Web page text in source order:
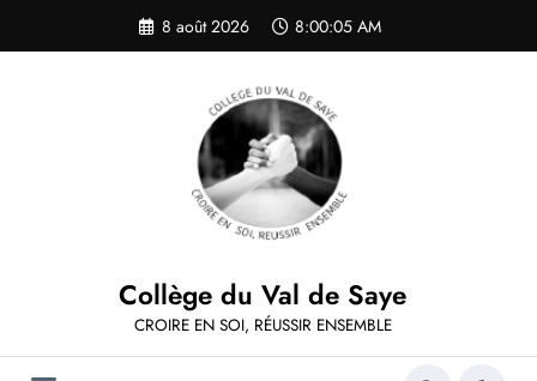
contenu
8 août 2026 8:00:05 AM
Collège du Val de Saye
CROIRE EN SOI, RÉUSSIR ENSEMBLE